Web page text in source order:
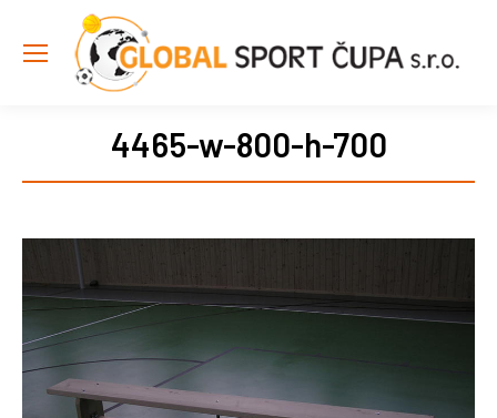
4465-w-800-h-700